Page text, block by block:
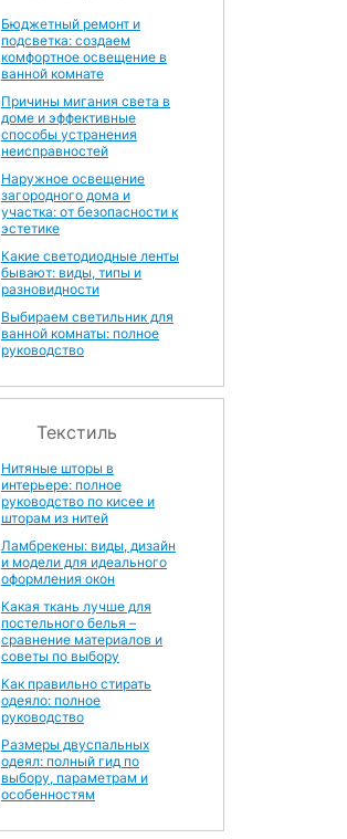
Бюджетный ремонт и
подсветка: создаем
комфортное освещение в
ванной комнате
Причины мигания света в
доме и эффективные
способы устранения
неисправностей
Наружное освещение
загородного дома и
участка: от безопасности к
эстетике
Какие светодиодные ленты
бывают: виды, типы и
разновидности
Выбираем светильник для
ванной комнаты: полное
руководство
Текстиль
Нитяные шторы в
интерьере: полное
руководство по кисее и
шторам из нитей
Ламбрекены: виды, дизайн
и модели для идеального
оформления окон
Какая ткань лучше для
постельного белья –
сравнение материалов и
советы по выбору
Как правильно стирать
одеяло: полное
руководство
Размеры двуспальных
одеял: полный гид по
выбору, параметрам и
особенностям